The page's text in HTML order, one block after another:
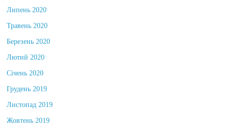
Липень 2020
Травень 2020
Березень 2020
Лютий 2020
Січень 2020
Грудень 2019
Листопад 2019
Жовтень 2019